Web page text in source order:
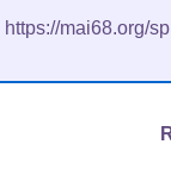
https://mai68.org/